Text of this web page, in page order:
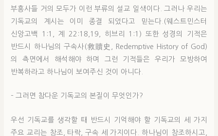
부흥사들 거의 모두가 이런 부류의 설교 일색이다. 그러나 우리는
기독교의 계시는 이미 종결 되었다고 믿는다.(웨스트민스터
신앙고백 1:1, 계 22:18,19, 히브리 1:1) 또한 성경의 기적은
반드시 하나님의 구속사(救贖史, Redemptive History of God)
의 측면에서 해석해야 하며 그런 기적들은 우리가 모방하여
반복하라고 하나님이 보여주신 것이 아니다.
– 그러면 참다운 기독교의 본질이 무엇인가?
우선 기독교를 생각할 때 반드시 기억해야 할 기독교의 세 가지
주요 교리는 창조, 타락, 구속 세 가지이다. 하나님이 창조하시고,